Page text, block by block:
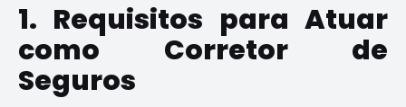
1. Requisitos para Atuar
como Corretor de
Seguros